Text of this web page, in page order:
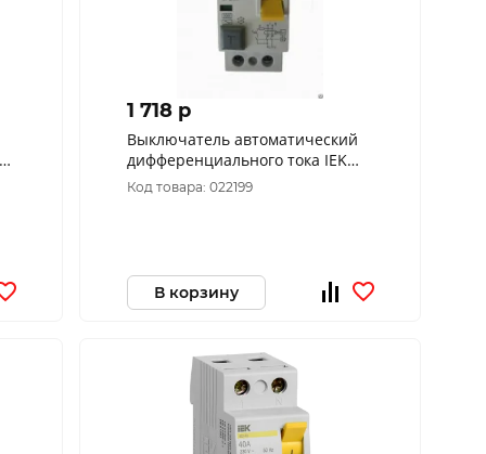
1 718 p
Выключатель автоматический
дифференциального тока IEK
УЗО ВД1-63 2Р 16А 30мА MDV10-
2-016-030
Код товара: 022199
В корзину